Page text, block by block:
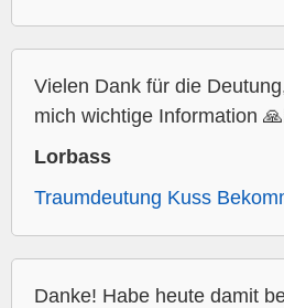
Vielen Dank für die
mich wichtige Information
Lorbass
Traumdeutung Kuss
Danke! Habe heute damit